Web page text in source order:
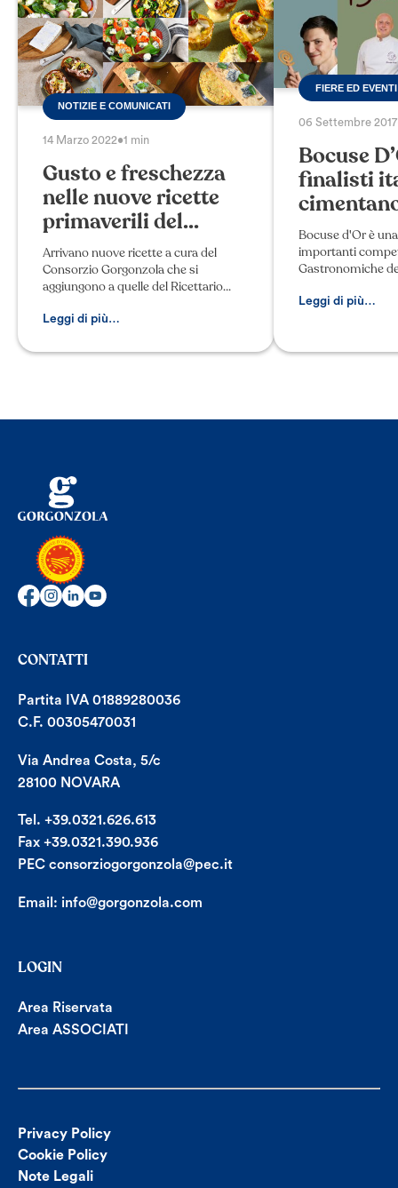
NOTIZIE E COMUNICATI
14 Marzo 2022•1 min
Gusto e freschezza
nelle nuove ricette
primaverili del...
Arrivano nuove ricette a cura del
Consorzio Gorgonzola che si
aggiungono a quelle del Ricettario
scaricarlo). Si tratta di preparazioni
Leggi di più…
FIERE ED EVENTI
06 Settembre 2017
Bocuse
finalisti
Bocuse d'Or è
importanti
Gastronomiche
sorta di Olimpiadi
Leggi di più…
CONTATTI
Partita IVA 01889280036
C.F. 00305470031
Via Andrea Costa, 5/c
28100 NOVARA
Tel. +39.0321.626.613
Fax +39.0321.390.936
PEC consorziogorgonzola@pec.it
Email: info@gorgonzola.com
LOGIN
Area Riservata
Area ASSOCIATI
Privacy Policy
Cookie Policy
Note Legali